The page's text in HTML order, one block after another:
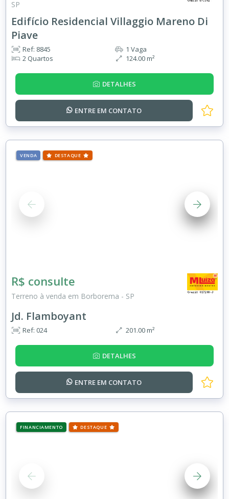
SP
Edifício Residencial Villaggio Mareno Di
Piave
Ref: 8845
2 Quartos
1 Vaga
124.00 m²
DETALHES
ENTRE EM CONTATO
VENDA DESTAQUE
R$ consulte
Terreno à venda em Borborema - SP
Jd. Flamboyant
Ref: 024 201.00 m²
DETALHES
ENTRE EM CONTATO
FINANCIAMENTO DESTAQUE